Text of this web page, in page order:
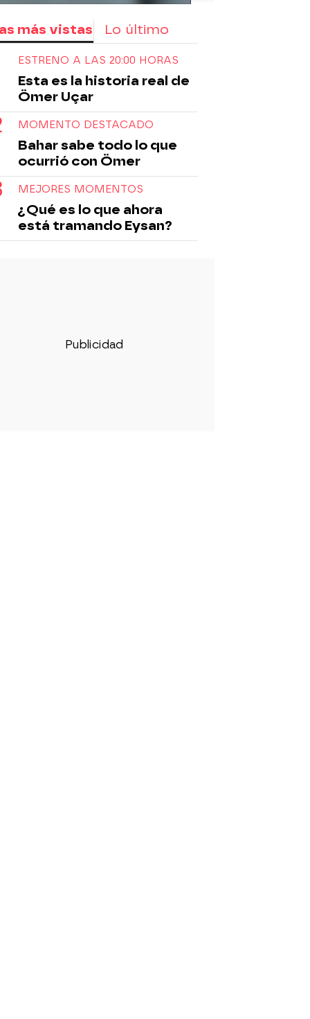
más vistas Lo último
ESTRENO A LAS 20:00 HORAS
Esta es la historia real de
Ömer Uçar
MOMENTO DESTACADO
Bahar sabe todo lo que
ocurrió con Ömer
MEJORES MOMENTOS
¿Qué es lo que ahora
está tramando Eysan?